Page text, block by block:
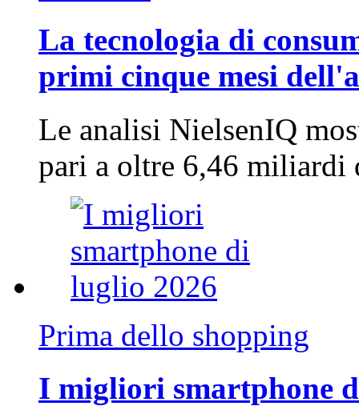
La tecnologia di
primi cinque mesi
Le analisi NielsenIQ
pari a oltre 6,46
Prima dello shopping
I migliori smartphone